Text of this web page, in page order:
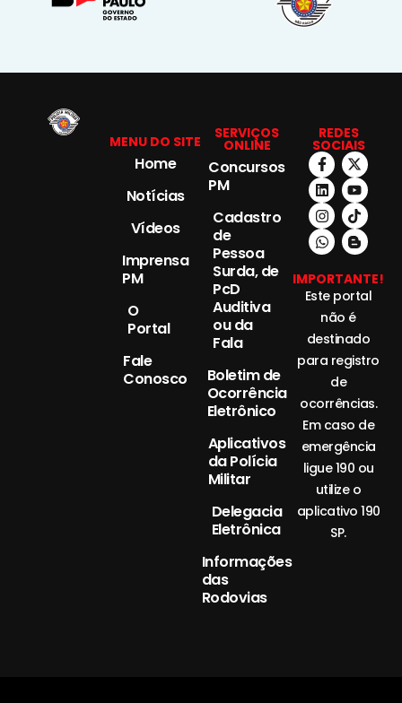
MENU DO SITE
Home
Notícias
Vídeos
Imprensa
PM
O
Portal
Fale
Conosco
SERVIÇOS
ONLINE
Concursos
PM
Cadastro
de
Pessoa
Surda, de
PcD
Auditiva
ou da
Fala
Boletim de
Ocorrência
Eletrônico
Aplicativos
da Polícia
Militar
Delegacia
Eletrônica
Informações
das
Rodovias
REDES
SOCIAIS
IMPORTANTE!
Este portal
não é
destinado
para registro
de
ocorrências.
Em caso de
emergência
ligue 190 ou
utilize o
aplicativo 190
SP.